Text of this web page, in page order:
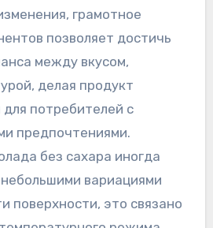
грамотное
позволяет достичь
между вкусом,
делая продукт
потребителей с
предпочтениями.
без сахара иногда
вариациями
поверхности, это связано